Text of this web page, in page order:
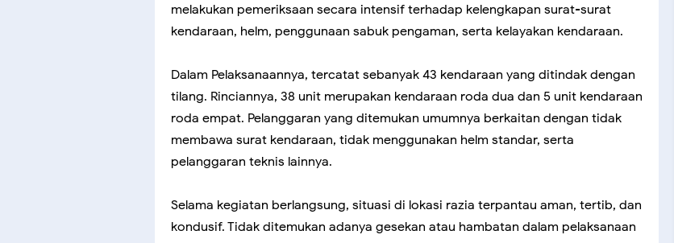
melakukan pemeriksaan secara intensif terhadap kelengkapan surat-surat
kendaraan, helm, penggunaan sabuk pengaman, serta kelayakan kendaraan.
Dalam Pelaksanaannya, tercatat sebanyak 43 kendaraan yang ditindak dengan
tilang. Rinciannya, 38 unit merupakan kendaraan roda dua dan 5 unit kendaraan
roda empat. Pelanggaran yang ditemukan umumnya berkaitan dengan tidak
membawa surat kendaraan, tidak menggunakan helm standar, serta
pelanggaran teknis lainnya.
Selama kegiatan berlangsung, situasi di lokasi razia terpantau aman, tertib, dan
kondusif. Tidak ditemukan adanya gesekan atau hambatan dalam pelaksanaan